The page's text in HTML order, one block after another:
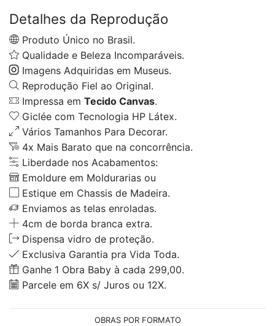
Detalhes da Reprodução
Produto Único no Brasil.
Qualidade e Beleza Incomparáveis.
Imagens Adquiridas em Museus.
Reprodução Fiel ao Original.
Impressa em Tecido Canvas.
Giclée com Tecnologia HP Látex.
Vários Tamanhos Para Decorar.
4x Mais Barato que na concorrência.
Liberdade nos Acabamentos:
Emoldure em Moldurarias ou
Estique em Chassis de Madeira.
Enviamos as telas enroladas.
4cm de borda branca extra.
Dispensa vidro de proteção.
Exclusiva Garantia pra Vida Toda.
Ganhe 1 Obra Baby à cada 299,00.
Parcele em 6X s/ Juros ou 12X.
OBRAS POR FORMATO